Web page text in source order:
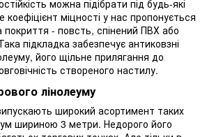
можна підібрати під будь-які
міцності у нас пропонується
- повсть, спінений ПВХ або
підкладка забезпечує антиковзні
його щільне прилягання до
створеного настилу.
лінолеуму
широкий асортимент таких
шириною 3 метри. Недорого його